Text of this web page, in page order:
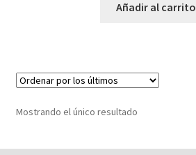
Añadir al carrito
Mostrando el único resultado